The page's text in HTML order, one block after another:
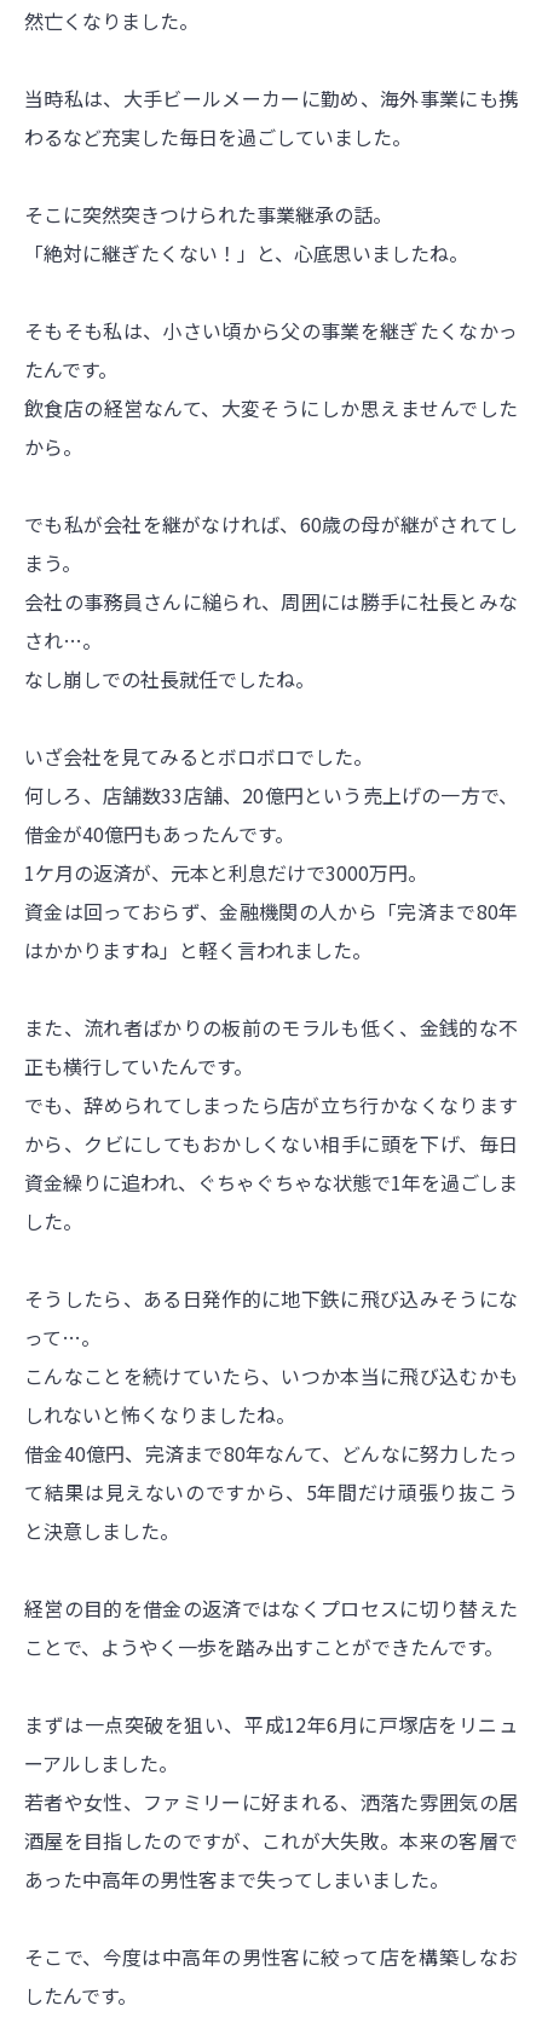
然亡くなりました。
当時私は、大手ビールメーカーに勤め、海外事業にも携
わるなど充実した毎日を過ごしていました。
そこに突然突きつけられた事業継承の話。
「絶対に継ぎたくない！」と、心底思いましたね。
そもそも私は、小さい頃から父の事業を継ぎたくなかっ
たんです。
飲食店の経営なんて、大変そうにしか思えませんでした
から。
でも私が会社を継がなければ、60歳の母が継がされてし
まう。
会社の事務員さんに縋られ、周囲には勝手に社長とみな
され…。
なし崩しでの社長就任でしたね。
いざ会社を見てみるとボロボロでした。
何しろ、店舗数33店舗、20億円という売上げの一方で、
借金が40億円もあったんです。
1ケ月の返済が、元本と利息だけで3000万円。
資金は回っておらず、金融機関の人から「完済まで80年
はかかりますね」と軽く言われました。
また、流れ者ばかりの板前のモラルも低く、金銭的な不
正も横行していたんです。
でも、辞められてしまったら店が立ち行かなくなります
から、クビにしてもおかしくない相手に頭を下げ、毎日
資金繰りに追われ、ぐちゃぐちゃな状態で1年を過ごしま
した。
そうしたら、ある日発作的に地下鉄に飛び込みそうにな
って…。
こんなことを続けていたら、いつか本当に飛び込むかも
しれないと怖くなりましたね。
借金40億円、完済まで80年なんて、どんなに努力したっ
て結果は見えないのですから、5年間だけ頑張り抜こう
と決意しました。
経営の目的を借金の返済ではなくプロセスに切り替えた
ことで、ようやく一歩を踏み出すことができたんです。
まずは一点突破を狙い、平成12年6月に戸塚店をリニュ
ーアルしました。
若者や女性、ファミリーに好まれる、洒落た雰囲気の居
酒屋を目指したのですが、これが大失敗。本来の客層で
あった中高年の男性客まで失ってしまいました。
そこで、今度は中高年の男性客に絞って店を構築しなお
したんです。